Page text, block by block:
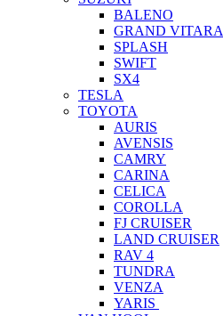
BALENO
GRAND VITARA
SPLASH
SWIFT
SX4
TESLA
TOYOTA
AURIS
AVENSIS
CAMRY
CARINA
CELICA
COROLLA
FJ CRUISER
LAND CRUISER
RAV 4
TUNDRA
VENZA
YARIS